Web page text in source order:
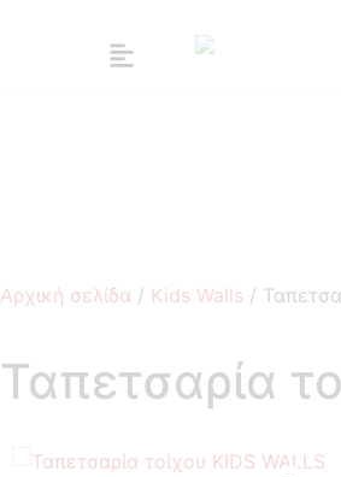
Αρχική σελίδα / Kids Walls /
Ταπετσαρία